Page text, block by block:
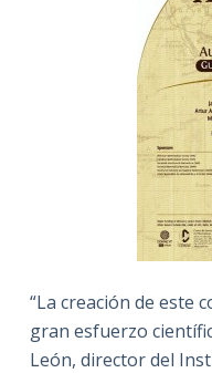
“La creación de este
gran esfuerzo
León, director del